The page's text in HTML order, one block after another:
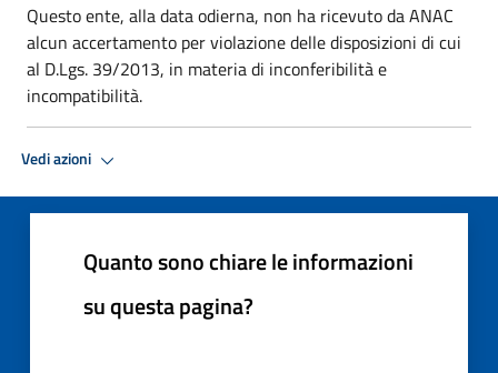
Questo ente, alla data odierna, non ha ricevuto da ANAC
alcun accertamento per violazione delle disposizioni di cui
al D.Lgs. 39/2013, in materia di inconferibilità e
incompatibilità.
Vedi azioni
Quanto sono chiare le informazioni
su questa pagina?